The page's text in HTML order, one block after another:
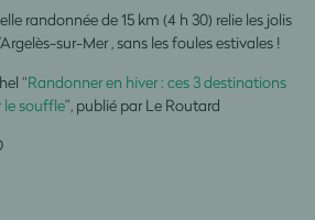
randonnée de 15 km (4 h 30) relie les jolis
sur-Mer , sans les foules estivales !
“Randonner en hiver : ces 3 destinations
le souffle”, publié par Le Routard